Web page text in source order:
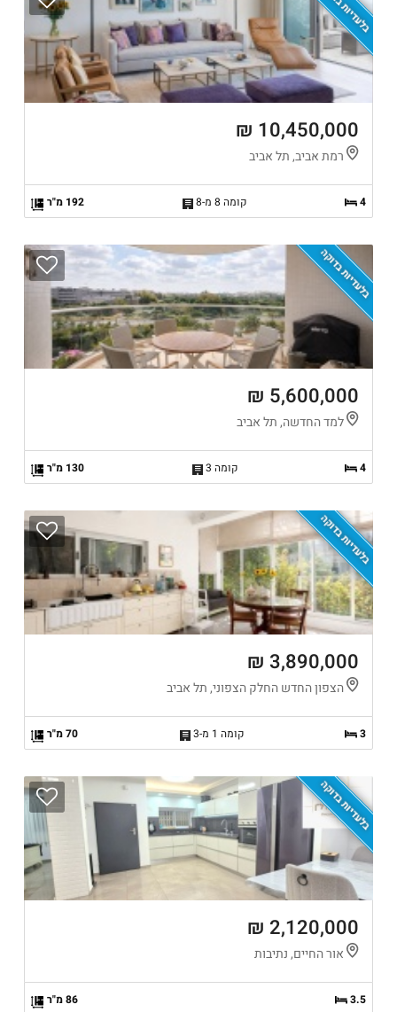
10,450,000 ₪
רמת אביב, תל אביב
4 קומה 8 מ-8 192 מ"ר
בלעדיות בדוקה
5,600,000 ₪
למד החדשה, תל אביב
4 קומה 3 130 מ"ר
בלעדיות בדוקה
3,890,000 ₪
הצפון החדש החלק הצפוני, תל אביב
3 קומה 1 מ-3 70 מ"ר
בלעדיות בדוקה
2,120,000 ₪
אור החיים, נתיבות
3.5 86 מ"ר